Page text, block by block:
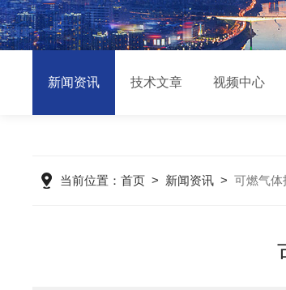
新闻资讯 技术文章 视频中心
当前位置：首页 > 新闻资讯 >可燃气